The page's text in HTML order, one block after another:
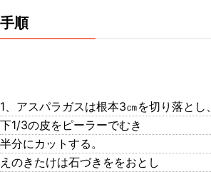
手順
1、アスパラガスは根本3㎝を切り落とし、
下1/3の皮をピーラーでむき
半分にカットする。
えのきたけは石づきををおとし